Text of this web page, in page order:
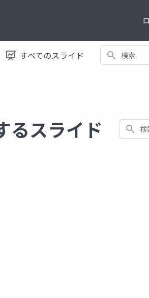
すべてのスライド 検索
るスライド 検索